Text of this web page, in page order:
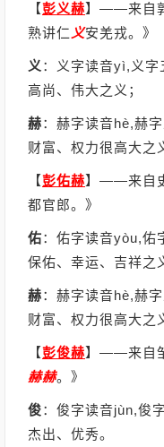
【彭义赫】 ——来自
熟讲仁义安羌戎。》
义：义字读音yì,义字
高尚、伟大之义；
赫：赫字读音hè,赫
财富、权力很高大之
【彭佑赫】 ——来自
都官郎。》
佑：佑字读音yòu,佑
保佑、幸运、吉祥之
赫：赫字读音hè,赫
财富、权力很高大之
【彭俊赫】 ——来自邹
赫赫。》
俊：俊字读音jùn,俊
杰出、优秀。